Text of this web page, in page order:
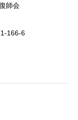
師会
166-6